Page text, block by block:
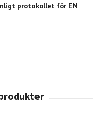
protokollet för EN